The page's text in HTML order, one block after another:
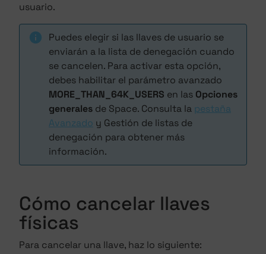
usuario.
Puedes elegir si las llaves de usuario se
enviarán a la lista de denegación cuando
se cancelen. Para activar esta opción,
debes habilitar el parámetro avanzado
MORE_THAN_64K_USERS en las Opciones
generales de Space. Consulta la pestaña
Avanzado y Gestión de listas de
denegación para obtener más
información.
Cómo cancelar llaves
físicas
Para cancelar una llave, haz lo siguiente: